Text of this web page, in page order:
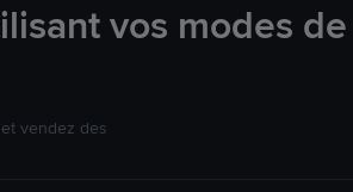
vos modes de
vendez des